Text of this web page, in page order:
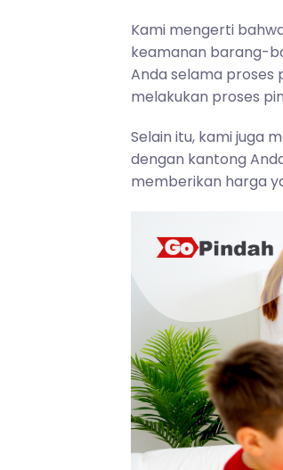
Kami mengerti
keamanan barang-
Anda selama proses
melakukan proses
Selain itu, kami juga
dengan kantong
memberikan harga